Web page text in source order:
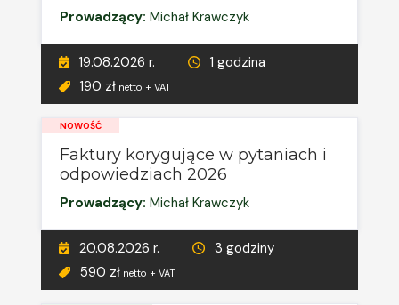
Prowadzący: Michał Krawczyk
19.08.2026 r.
1 godzina
190 zł netto + VAT
NOWOŚĆ
Faktury korygujące w pytaniach i
odpowiedziach 2026
Prowadzący: Michał Krawczyk
20.08.2026 r.
3 godziny
590 zł netto + VAT